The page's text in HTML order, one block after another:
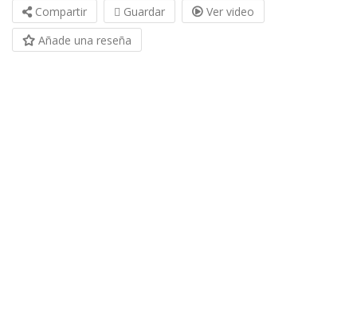
Compartir Guardar
Ver video
Añade una reseña